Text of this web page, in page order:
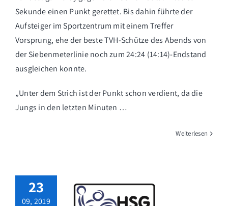
Sekunde einen Punkt gerettet. Bis dahin führte der
Aufsteiger im Sportzentrum mit einem Treffer
Vorsprung, ehe der beste TVH-Schütze des Abends von
der Siebenmeterlinie noch zum 24:24 (14:14)-Endstand
ausgleichen konnte.
„Unter dem Strich ist der Punkt schon verdient, da die
Jungs in den letzten Minuten …
Weiterlesen
23
09, 2019